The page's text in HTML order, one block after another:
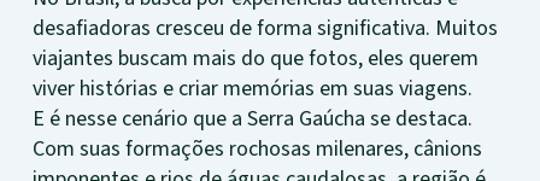
desafiadoras cresceu de forma significativa. Muitos
viajantes buscam mais do que fotos, eles querem
viver histórias e criar memórias em suas viagens.
E é nesse cenário que a Serra Gaúcha se destaca.
Com suas formações rochosas milenares, cânions